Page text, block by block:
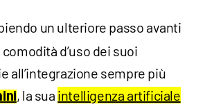
un ulteriore passo avanti
d’uso dei suoi
all’integrazione sempre più
, la sua intelligenza artificiale